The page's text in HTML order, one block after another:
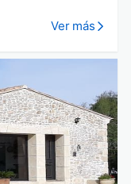
Ver más